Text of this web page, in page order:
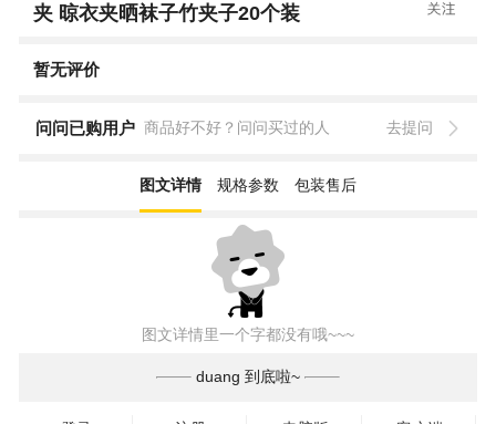
夹 晾衣夹晒袜子竹夹子20个装
暂无评价
问问已购用户 商品好不好？问问买过的人 去提问
图文详情 规格参数 包装售后
图文详情里一个字都没有哦~~~
duang 到底啦~